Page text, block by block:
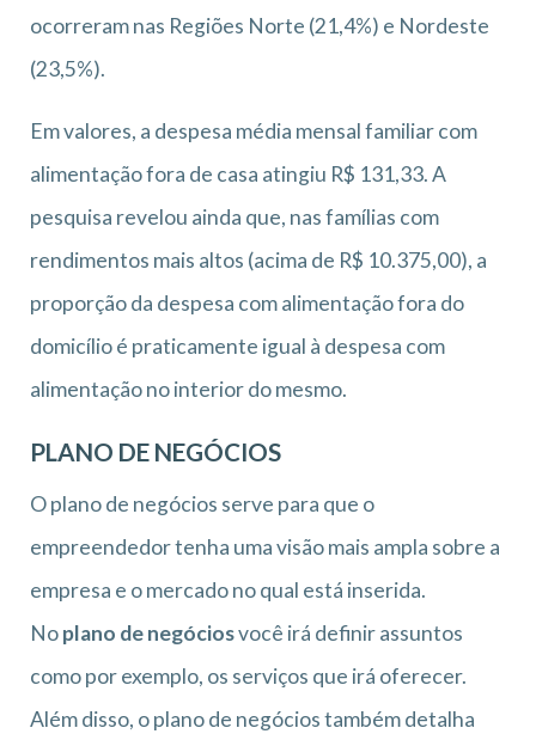
ocorreram nas Regiões Norte (21,4%) e Nordeste
(23,5%).
Em valores, a despesa média mensal familiar com
alimentação fora de casa atingiu R$ 131,33. A
pesquisa revelou ainda que, nas famílias com
rendimentos mais altos (acima de R$ 10.375,00), a
proporção da despesa com alimentação fora do
domicílio é praticamente igual à despesa com
alimentação no interior do mesmo.
PLANO DE NEGÓCIOS
O plano de negócios serve para que o
empreendedor tenha uma visão mais ampla sobre a
empresa e o mercado no qual está inserida.
Noplano de negóciosvocê irá definir assuntos
como por exemplo, os serviços que irá oferecer.
Além disso, o plano de negócios também detalha